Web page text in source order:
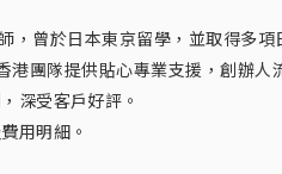
曾於日本東京留學，並取得多項
團隊提供貼心專業支援，創辦人
深受客戶好評。
用明細。